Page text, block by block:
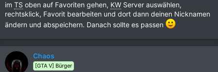
im TS oben auf Favoriten gehen, KW Server auswählen,
rechtsklick, Favorit bearbeiten und dort dann deinen Nicknamen
ändern und abspeichern. Danach sollte es passen
Chaos
[GTA V] Bürger